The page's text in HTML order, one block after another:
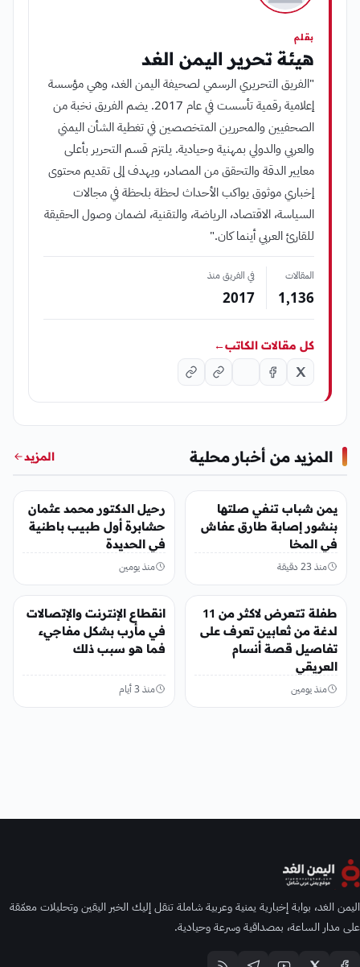
بقلم
هيئة تحرير اليمن الغد
"الفريق التحريري الرسمي لصحيفة اليمن الغد، وهي مؤسسة
إعلامية رقمية تأسست في عام 2017. يضم الفريق نخبة من
الصحفيين والمحررين المتخصصين في تغطية الشأن اليمني
والعربي والدولي بمهنية وحيادية. يلتزم قسم التحرير بأعلى
معايير الدقة والتحقق من المصادر، ويهدف إلى تقديم محتوى
إخباري موثوق يواكب الأحداث لحظة بلحظة في مجالات
السياسة، الاقتصاد، الرياضة، والتقنية، لضمان وصول الحقيقة
للقارئ العربي أينما كان."
المقالات
1٬136
في الفريق منذ
2017
كل مقالات الكاتب←
المزيد من أخبار محلية المزيد
يمن شباب تنفي صلتها
بنشور إصابة طارق عفاش
في المخا
منذ 23 دقيقة
رحيل الدكتور محمد عثمان
حشابرة أول طبيب باطنية
في الحديدة
منذ يومين
أخبار محلية
طفلة تتعرض لاكثر من 11
لدغة من ثعابين تعرف على
تفاصيل قصة أنسام
العريقي
منذ يومين
أخبار محلية
انقطاع الإنترنت والإتصالات
في مأرب بشكل مفاجيء
فما هو سبب ذلك
منذ 3 أيام
اليمن الغد، بوابة إخبارية يمنية وعربية شاملة تنقل إليك الخبر اليقين وتحليلات معمّقة
على مدار الساعة، بمصداقية وسرعة وحيادية.